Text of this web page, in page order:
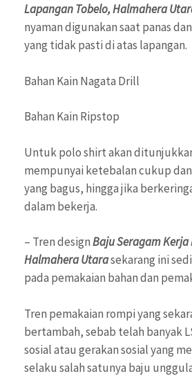
Lapangan Tobelo, Halmahera
nyaman digunakan saat panas
yang tidak pasti di atas lapangan.
Bahan Kain Nagata Drill
Bahan Kain Ripstop
Untuk polo shirt akan
mempunyai ketebalan cukup
yang bagus, hingga jika
dalam bekerja.
– Tren designBaju Seragam
Halmahera Utarasekarang ini
pada pemakaian bahan dan
Tren pemakaian rompi yang
bertambah, sebab telah banyak
sosial atau gerakan sosial yang
selaku salah satunya baju